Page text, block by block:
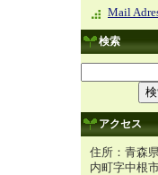
Mail
検索
アクセス
住所：青森
内町字中根